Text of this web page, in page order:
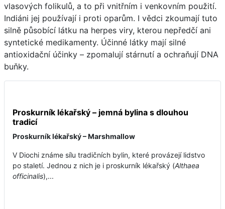
vlasových folikulů, a to při vnitřním i venkovním použití.
Indiáni jej používají i proti oparům. I vědci zkoumají tuto
silně působící látku na herpes viry, kterou nepředčí ani
syntetické medikamenty. Účinné látky mají silné
antioxidační účinky – zpomalují stárnutí a ochraňují DNA
buňky.
Proskurník lékařský – jemná bylina s dlouhou
tradicí
Proskurník lékařský – Marshmallow
V Diochi známe sílu tradičních bylin, které provázejí lidstvo
po staletí. Jednou z nich je i proskurník lékařský (Althaea
officinalis),...